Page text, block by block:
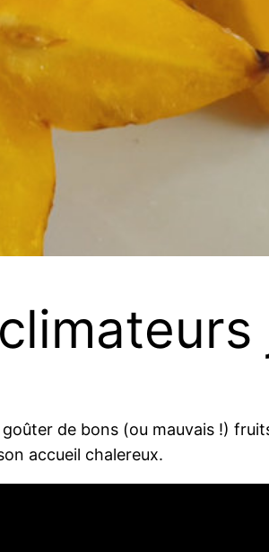
de bons (ou mauvais !)
accueil chalereux.